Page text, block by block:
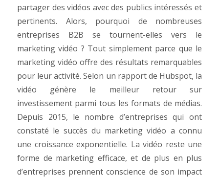
partager des vidéos avec des publics intéressés et
pertinents. Alors, pourquoi de nombreuses
entreprises B2B se tournent-elles vers le
marketing vidéo ? Tout simplement parce que le
marketing vidéo offre des résultats remarquables
pour leur activité. Selon un rapport de Hubspot, la
vidéo génère le meilleur retour sur
investissement parmi tous les formats de médias.
Depuis 2015, le nombre d’entreprises qui ont
constaté le succès du marketing vidéo a connu
une croissance exponentielle. La vidéo reste une
forme de marketing efficace, et de plus en plus
d’entreprises prennent conscience de son impact